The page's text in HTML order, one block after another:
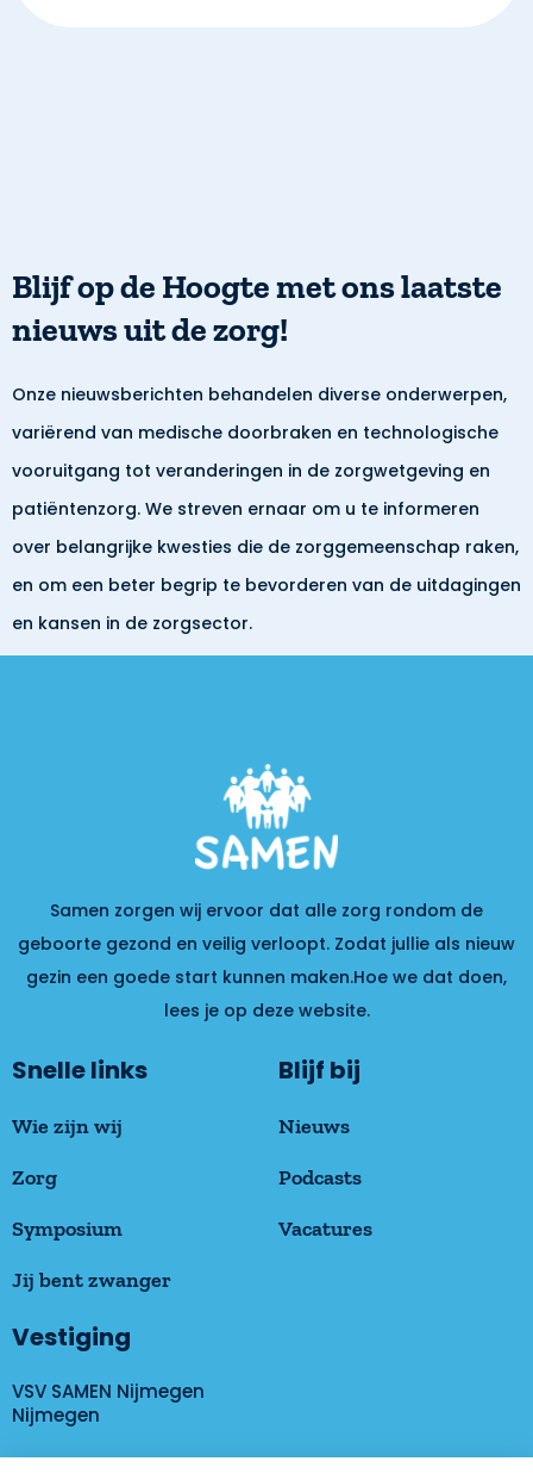
Blijf op de Hoogte met ons laatste
nieuws uit de zorg!
Onze nieuwsberichten behandelen diverse onderwerpen,
variërend van medische doorbraken en technologische
vooruitgang tot veranderingen in de zorgwetgeving en
patiëntenzorg. We streven ernaar om u te informeren
over belangrijke kwesties die de zorggemeenschap raken,
en om een beter begrip te bevorderen van de uitdagingen
en kansen in de zorgsector.
Samen zorgen wij ervoor dat alle zorg rondom de
geboorte gezond en veilig verloopt. Zodat jullie als nieuw
gezin een goede start kunnen maken.Hoe we dat doen,
lees je op deze website.
Snelle links
Wie zijn wij
Zorg
Symposium
Jij bent zwanger
Blijf bij
Nieuws
Podcasts
Vacatures
Vestiging
VSV SAMEN Nijmegen
Nijmegen